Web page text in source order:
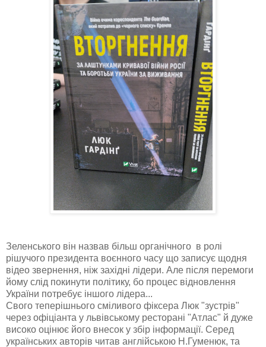
Зеленського він назвав більш органічного в ролі
рішучого президента воєнного часу що записує щодня
відео звернення, ніж західні лідери. Але після перемоги
йому слід покинути політику, бо процес відновлення
України потребує іншого лідера...
Свого теперішнього сміливого фіксера Люк "зустрів"
через офіціанта у львівському ресторані "Атлас" й дуже
високо оцінює його внесок у збір інформації. Серед
українських авторів читав англійською Н.Гуменюк, та